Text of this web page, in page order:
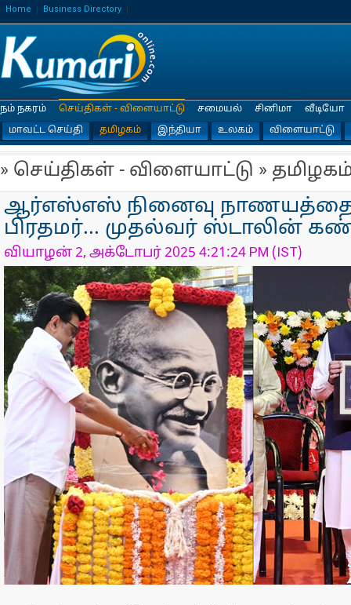
Home Business Directory
நம் நகரம்
செய்திகள் - விளையாட்டு
மாவட்ட செய்தி
தமிழகம் இந்தியா உலகம் விளையாட்டு
சமையல் சினிமா வீடியோ
» செய்திகள் - விளையாட்டு »
ஆர்எஸ்எஸ் நினைவு நாணயத்தை
பிரதமர்... முதல்வர் ஸ்டாலின்
வியாழன் 2, அக்டோபர் 2025 4:21:24 PM (IST)